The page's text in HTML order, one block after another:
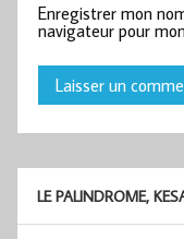
Enregistrer mon
navigateur pour
LE PALINDROME,